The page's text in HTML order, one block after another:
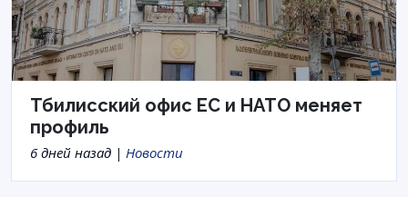
Тбилисский офис ЕС и НАТО меняет
профиль
6 дней назад | Новости